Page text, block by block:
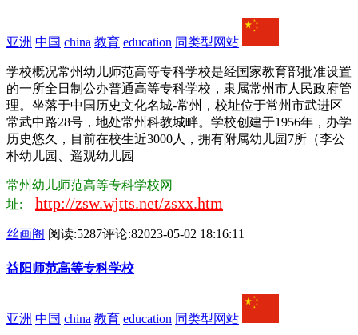
亚洲 中国 china 教育 education 同类型网站
学校概况常州幼儿师范高等专科学校是经国家教育部批准设置
的一所全日制公办普通高等专科学校，隶属常州市人民政府管
理。坐落于中国历史文化名城-常州，校址位于常州市武进区
常武中路28号，地处常州科教城畔。学校创建于1956年，办学
历史悠久，目前在校生近3000人，拥有附属幼儿园7所（李公
朴幼儿园、遥观幼儿园
常州幼儿师范高等专科学校网
址: http://zsw.wjtts.net/zsxx.htm
丝画阁 阅读:5287评论:82023-05-02 18:16:11
益阳师范高等专科学校
亚洲 中国 china 教育 education 同类型网站